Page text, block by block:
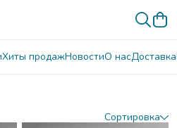
Хиты продажНовостиО насДоставка
Сортировка